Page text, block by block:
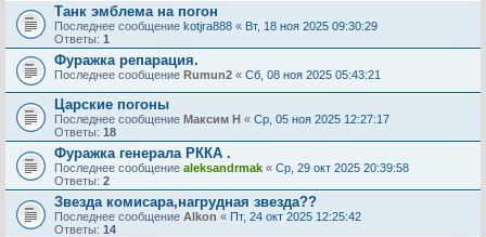
Танк эмблема на погон
Последнее сообщение kotjra888 « Вт, 18 ноя 2025 09:30:29
Ответы: 1
Фуражка репарация.
Последнее сообщение Rumun2 « Сб, 08 ноя 2025 05:43:21
Царские погоны
Последнее сообщение Максим Н « Ср, 05 ноя 2025 12:27:17
Ответы: 18
Фуражка генерала РККА .
Последнее сообщение aleksandrmak « Ср, 29 окт 2025 20:39:58
Ответы: 2
Звезда комисара,нагрудная звезда??
Последнее сообщение Alkon « Пт, 24 окт 2025 12:25:42
Ответы: 14